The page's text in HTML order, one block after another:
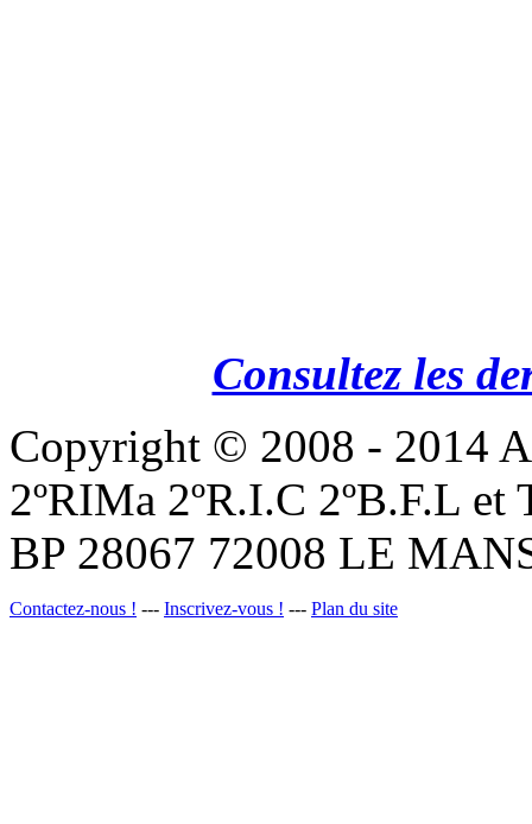
Consultez les
Copyright © 2008 - 2014
2ºRIMa 2ºR.I.C 2ºB.F.L
BP 28067 72008 LE
Contactez-nous ! --- Inscrivez-vous ! --- Plan du site